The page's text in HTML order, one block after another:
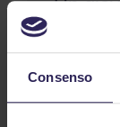
Consenso
Un
dell'istituto
due